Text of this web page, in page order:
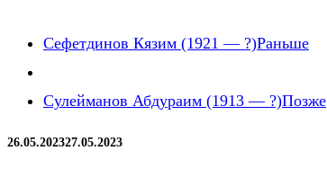
Сефетдинов Кязим (1921 — ?)Раньше
Сулейманов Абдураим (1913 — ?)Позже
26.05.202327.05.2023